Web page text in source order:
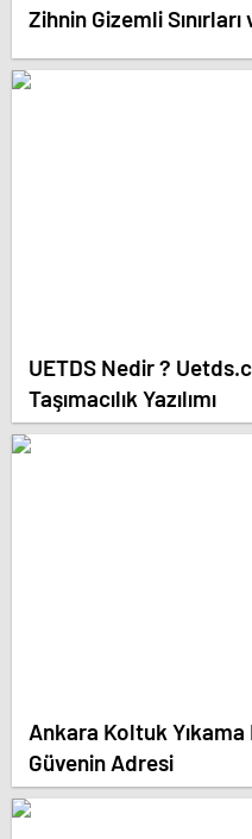
Zihnin Gizemli
UETDS Nedir ?
Taşımacılık Yazılımı
Ankara Koltuk
Güvenin Adresi